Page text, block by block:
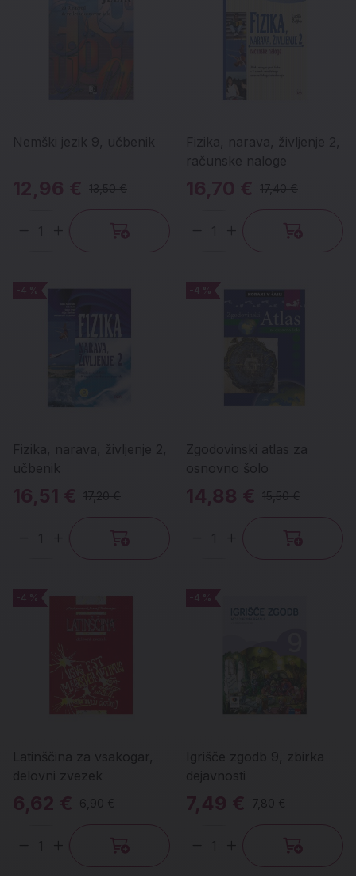
Nemški jezik 9, učbenik
12,96 € 13,50 €
Fizika, narava, življenje 2,
računske naloge
16,70 € 17,40 €
-4 %
Fizika, narava, življenje 2,
učbenik
-4 %
16,51 € 17,20 €
-4 %
Zgodovinski atlas za
osnovno šolo
-4 %
14,88 € 15,50 €
-4 %
Latinščina za vsakogar,
delovni zvezek
-4 %
6,62 € 6,90 €
-4 %
Igrišče zgodb 9, zbirka
dejavnosti
-4 %
7,49 € 7,80 €